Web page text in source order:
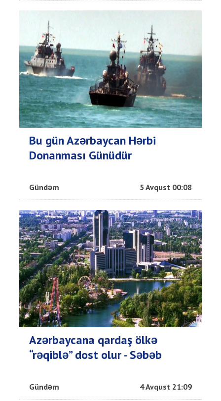
Bu gün Azərbaycan Hərbi
Donanması Günüdür
Gündəm 5 Avqust 00:08
Azərbaycana qardaş ölkə
“rəqiblə” dost olur - Səbəb
Gündəm 4 Avqust 21:09